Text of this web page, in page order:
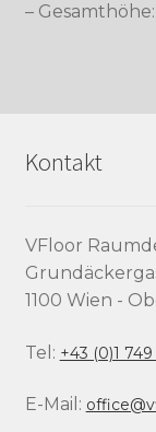
–
Kontakt
VFloor
1100 Wien -
Tel: +43 (0)1 749
E-Mail: